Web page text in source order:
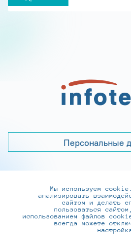
Персональные
+7 (495) 737-6192,
practice@infotecs.ru,
127273, г. Москва,
Мы используем
анализировать
сайтом и делать
пользоваться
использованием файлов
всегда можете